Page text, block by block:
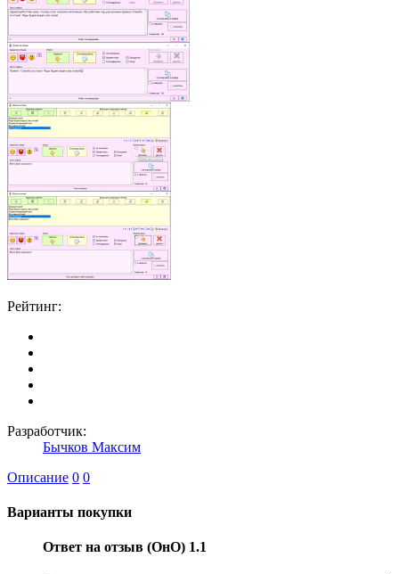
Рейтинг:
Разработчик:
Бычков Максим
Описание 0 0
Варианты покупки
Ответ на отзыв (ОнО) 1.1